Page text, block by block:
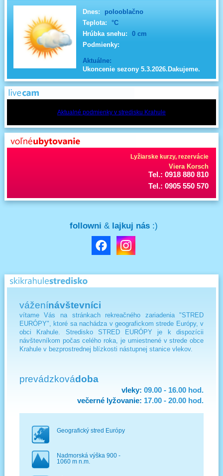
Dnes:
polooblačno
Teplota:
°C
Hrúbka snehu:
0 cm
Podmienky:
Aktuálne:
Ukoncenie sezony 5.3.2026.Dakujeme.
Aktualné podmienky v stredisku Krahule
Lyžiarske kurzy, rezervácie
Viera Korsch
Tel.: 0918 880 810
Tel.: 0905 550 570
followni & lajkuj nás:)
váženínávštevníci
vítame Vás na stránkach rekreačného zariadenia "STRED
EURÓPY", ktoré sa nachádza v geografickom strede Európy, v
obci Krahule. Stredisko STRED EURÓPY je k dispozícii
návštevníkom počas celého roka, je umiestnené v strede obce
Krahule v bezprostrednej blízkosti nástupnej stanice vlekov.
prevádzkovádoba
vleky:09.00 - 16.00 hod.
večerné lyžovanie: 17.00 - 20.00 hod.
Geografický stred Európy
Nadmorská výška 900 -
1060 m n.m.